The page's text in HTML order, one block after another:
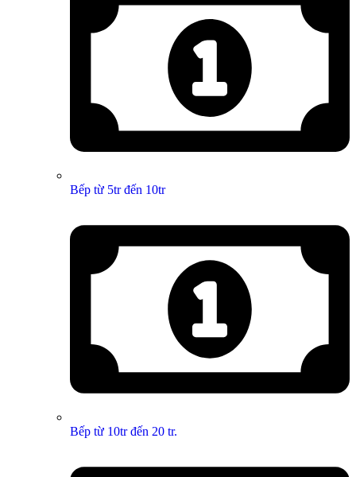
Bếp từ 5tr đến 10tr
Bếp từ 10tr đến 20 tr.